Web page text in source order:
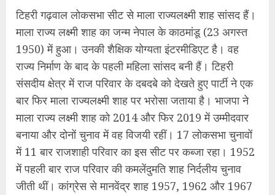
टिहरी गढ़वाल लोकसभा सीट से माला राज्यलक्ष्मी शाह सांसद हैं।
माला राज्य लक्ष्मी शाह का जन्म नेपाल के काठमांडू (23 अगस्त
1950) में हुआ। उनकी शैक्षिक योग्यता इंटरमीडिएट है। वह
राज्य निर्माण के बाद के पहली महिला सांसद बनी हैं। टिहरी
संसदीय क्षेत्र में राज परिवार के दबदबे को देखते हुए पार्टी ने एक
बार फिर माला राज्यलक्ष्मी शाह पर भरोसा जताया है। भाजपा ने
माला राज्य लक्ष्मी शाह को 2014 और फिर 2019 में उम्मीदवार
बनाया और दोनों चुनाव में वह विजयी रहीं। 17 लोकसभा चुनावों
में 11 बार राजशाही परिवार का इस सीट पर कब्जा रहा। 1952
में पहली बार राज परिवार की कमलेंदुमति शाह निर्दलीय चुनाव
जीती थीं। कांग्रेस से मानवेंद्र शाह 1957, 1962 और 1967